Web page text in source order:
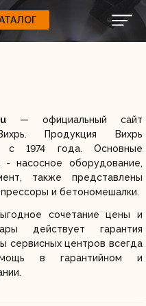
Свернуть
— официальный сайт
Продукция Вихрь
с 1974 года. Основные
- насосное оборудование,
также представлены
и бетономешалки.
сочетание цены и
действует гарантия
сервисных центров всегда
в гарантийном и
Забыли пароль?